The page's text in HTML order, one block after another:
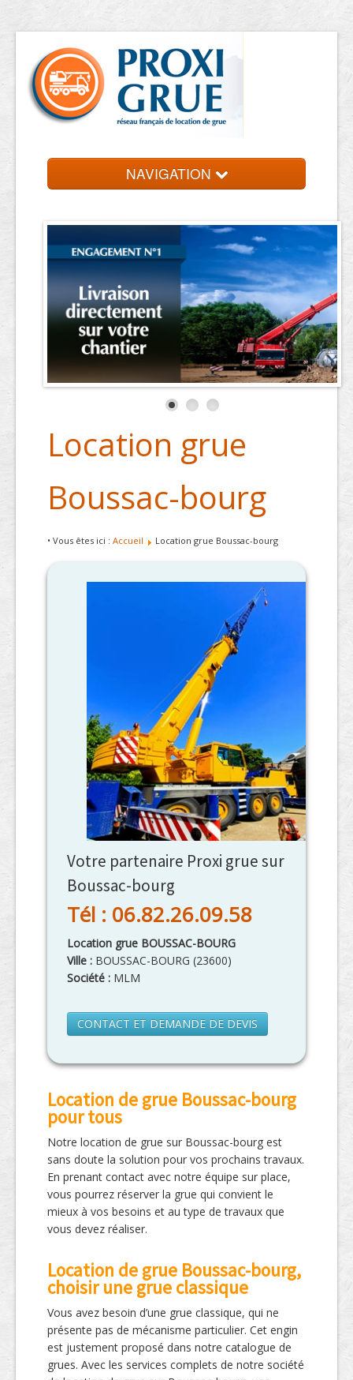
NAVIGATION
Location grue
Boussac-bourg
• Vous êtes ici : Accueil Location grue Boussac-bourg
Votre partenaire Proxi grue sur
Boussac-bourg
Tél : 06.82.26.09.58
Location grue BOUSSAC-BOURG
Ville : BOUSSAC-BOURG (23600)
Société : MLM
CONTACT ET DEMANDE DE DEVIS
Location de grue Boussac-bourg
pour tous
Notre location de grue sur Boussac-bourg est
sans doute la solution pour vos prochains travaux.
En prenant contact avec notre équipe sur place,
vous pourrez réserver la grue qui convient le
mieux à vos besoins et au type de travaux que
vous devez réaliser.
Location de grue Boussac-bourg,
choisir une grue classique
Vous avez besoin d’une grue classique, qui ne
présente pas de mécanisme particulier. Cet engin
est justement proposé dans notre catalogue de
grues. Avec les services complets de notre société